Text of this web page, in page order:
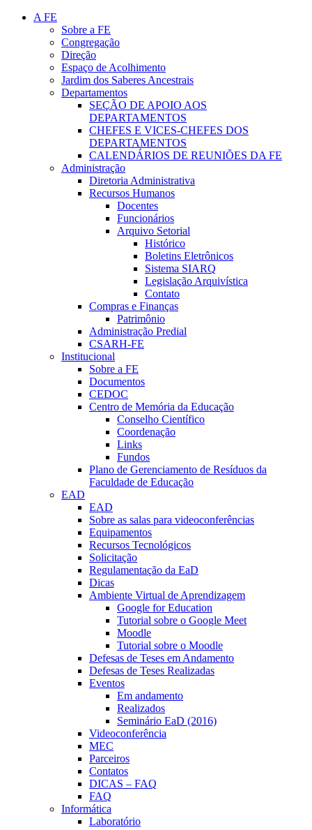
A FE
Sobre a FE
Congregação
Direção
Espaço de Acolhimento
Jardim dos Saberes Ancestrais
Departamentos
SEÇÃO DE APOIO AOS
DEPARTAMENTOS
CHEFES E VICES-CHEFES DOS
DEPARTAMENTOS
CALENDÁRIOS DE REUNIÕES DA FE
Administração
Diretoria Administrativa
Recursos Humanos
Docentes
Funcionários
Arquivo Setorial
Histórico
Boletins Eletrônicos
Sistema SIARQ
Legislação Arquivística
Contato
Compras e Finanças
Patrimônio
Administração Predial
CSARH-FE
Institucional
Sobre a FE
Documentos
CEDOC
Centro de Memória da Educação
Conselho Científico
Coordenação
Links
Fundos
Plano de Gerenciamento de Resíduos da
Faculdade de Educação
EAD
EAD
Sobre as salas para videoconferências
Equipamentos
Recursos Tecnológicos
Solicitação
Regulamentação da EaD
Dicas
Ambiente Virtual de Aprendizagem
Google for Education
Tutorial sobre o Google Meet
Moodle
Tutorial sobre o Moodle
Defesas de Teses em Andamento
Defesas de Teses Realizadas
Eventos
Em andamento
Realizados
Seminário EaD (2016)
Videoconferência
MEC
Parceiros
Contatos
DICAS – FAQ
FAQ
Informática
Laboratório